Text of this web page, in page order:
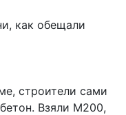
как обещали
строители сами
Взяли М200,